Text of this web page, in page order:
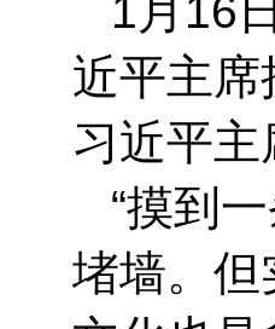
1月16
近平主
习近平主
“摸到
堵墙。但